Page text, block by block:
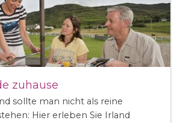
zuhause
sollte man nicht als reine
Hier erleben Sie Irland